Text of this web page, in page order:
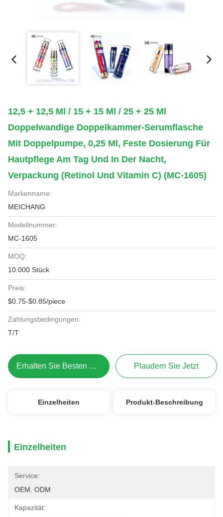
12,5 + 12,5 Ml / 15 + 15 Ml / 25 + 25 Ml
Doppelwandige Doppelkammer-Serumflasche
Mit Doppelpumpe, 0,25 Ml, Feste Dosierung Für
Hautpflege Am Tag Und In Der Nacht,
Verpackung (Retinol Und Vitamin C) (MC-1605)
Markenname:
MEICHANG
Modellnummer:
MC-1605
MOQ:
10.000 Stück
Preis:
$0.75-$0.85/piece
Zahlungsbedingungen:
T/T
Erhalten Sie Besten Preis Plaudern Sie Jetzt
Einzelheiten Produkt-Beschreibung
Einzelheiten
Service:
OEM. ODM
Kapazität: